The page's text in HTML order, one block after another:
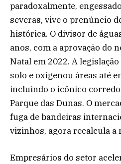
paradoxalmente,
severas, vive o prenúncio
histórica. O divisor de
anos, com a aprovação do
Natal em 2022. A
solo e oxigenou áreas até
incluindo o icônico
Parque das Dunas. O
fuga de bandeiras
vizinhos, agora recalcula a
Empresários do setor